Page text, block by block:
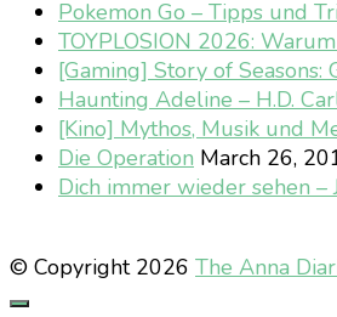
Pokemon Go – Tipps und
TOYPLOSION 2026:
[Gaming] Story of Seasons:
Haunting Adeline – H.D.
[Kino] Mythos, Musik und
Die Operation March 26,
Dich immer wieder sehen –
© Copyright 2026 The Anna